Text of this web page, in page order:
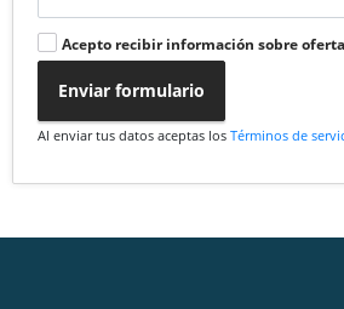
Acepto recibir información sobre
Enviar formulario
Al enviar tus datos aceptas los Términos de